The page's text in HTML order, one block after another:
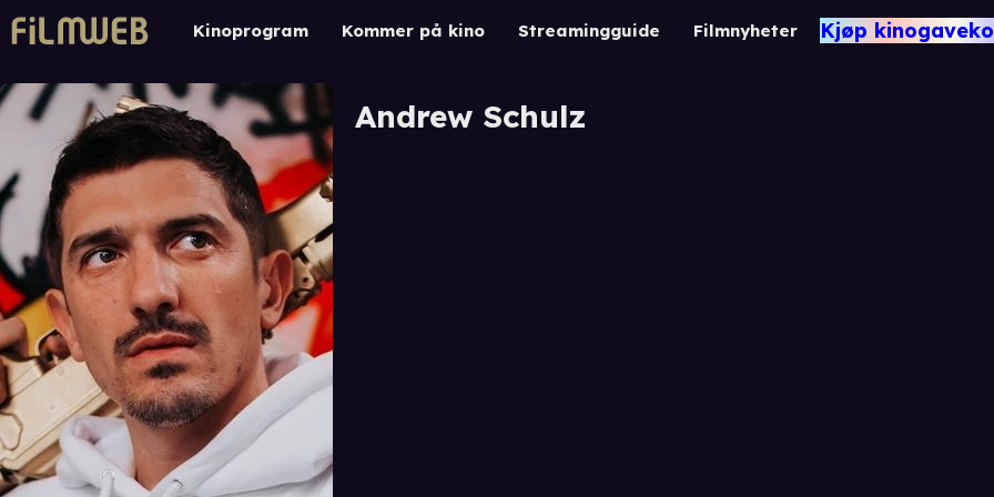
Kinoprogram Kommer på kino Streamingguide Filmnyheter Kjøp
Andrew Schulz